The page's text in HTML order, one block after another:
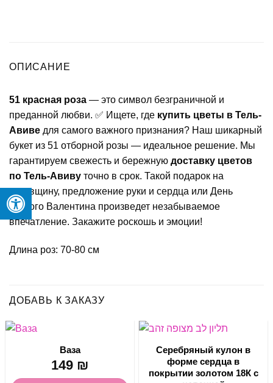
ОПИСАНИЕ
51 красная роза — это символ безграничной и
преданной любви. ✅ Ищете, где купить цветы в Тель-
Авиве для самого важного признания? Наш шикарный
букет из 51 отборной розы — идеальное решение. Мы
гарантируем свежесть и бережную доставку цветов
по Тель-Авиву точно в срок. Такой подарок на
годовщину, предложение руки и сердца или День
святого Валентина произведет незабываемое
впечатление. Закажите роскошь и эмоции!
Длина роз: 70-80 см
ДОБАВЬ К ЗАКАЗУ
Ваза
149 ₪
Серебряный кулон в
форме сердца в
покрытии золотом 18К с